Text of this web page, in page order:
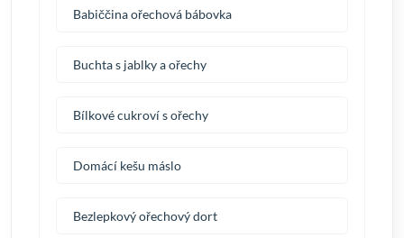
Babiččina ořechová bábovka
Buchta s jablky a ořechy
Bílkové cukroví s ořechy
Domácí kešu máslo
Bezlepkový ořechový dort